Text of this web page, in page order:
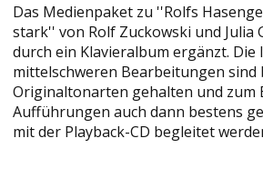
Das Medienpaket zu ''Rolfs
stark'' von Rolf Zuckowski und Julia
durch ein Klavieralbum ergänzt. Die
mittelschweren Bearbeitungen sind
Originaltonarten gehalten und zum
Aufführungen auch dann bestens
mit der Playback-CD begleitet